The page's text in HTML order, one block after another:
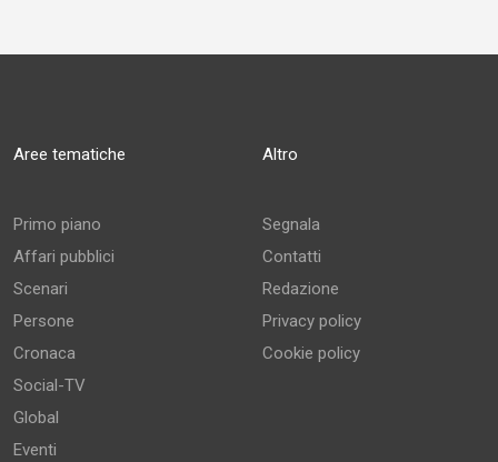
Aree tematiche
Primo piano
Affari pubblici
Scenari
Persone
Cronaca
Social-TV
Global
Eventi
Altro
Segnala
Contatti
Redazione
Privacy policy
Cookie policy